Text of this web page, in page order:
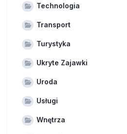
Technologia
Transport
Turystyka
Ukryte Zajawki
Uroda
Usługi
Wnętrza